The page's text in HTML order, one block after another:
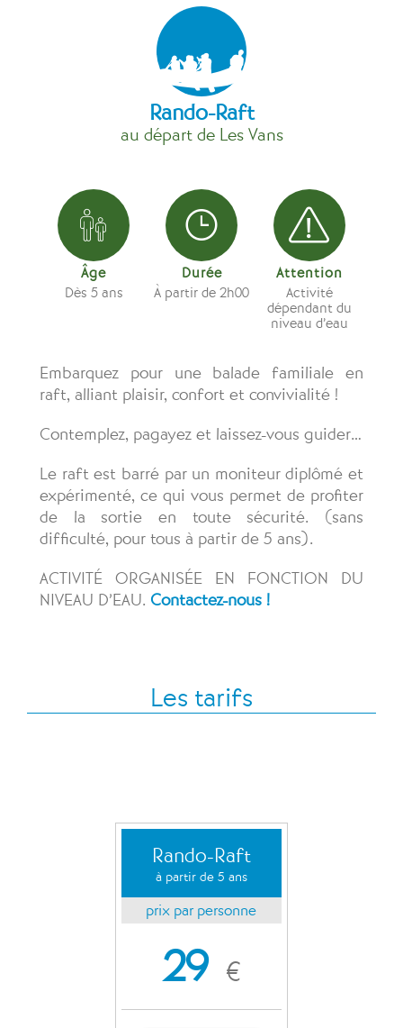
Rando-Raft
au départ de Les Vans
Embarquez pour une balade familiale en
raft, alliant plaisir, confort et convivialité !
Contemplez, pagayez et laissez-vous guider…
Le raft est barré par un moniteur diplômé et
expérimenté, ce qui vous permet de profiter
de la sortie en toute sécurité. (sans
difficulté, pour tous à partir de 5 ans).
ACTIVITÉ ORGANISÉE EN FONCTION DU
NIVEAU D’EAU. Contactez-nous !
Âge
Dès 5 ans
Durée
À partir de 2h00
Attention
Activité
dépendant du
niveau d’eau
Les tarifs
Rando-Raft
29 €
à partir de 5 ans
prix par personne